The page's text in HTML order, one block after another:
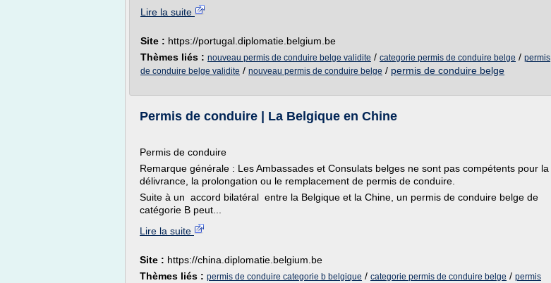
Lire la suite
Site : https://portugal.diplomatie.belgium.be
Thèmes liés : nouveau permis de conduire belge validite / categorie permis de conduire belge / permis
de conduire belge validite / nouveau permis de conduire belge / permis de conduire belge
Permis de conduire | La Belgique en Chine
Permis de conduire
Remarque générale : Les Ambassades et Consulats belges ne sont pas compétents pour la
délivrance, la prolongation ou le remplacement de permis de conduire.
Suite à un accord bilatéral entre la Belgique et la Chine, un permis de conduire belge de
catégorie B peut...
Lire la suite
Site : https://china.diplomatie.belgium.be
Thèmes liés : permis de conduire categorie b belgique / categorie permis de conduire belge / permis